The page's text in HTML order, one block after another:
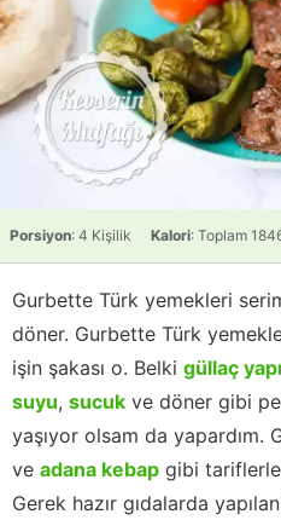
Porsiyon: 4 Kişilik Kalori: Toplam
Gurbette Türk yemekleri
döner. Gurbette Türk
işin şakası o. Belki güllaç
suyu, sucuk ve döner gibi
yaşıyor olsam da yapardım.
ve adana kebap gibi tariflerle
Gerek hazır gıdalarda